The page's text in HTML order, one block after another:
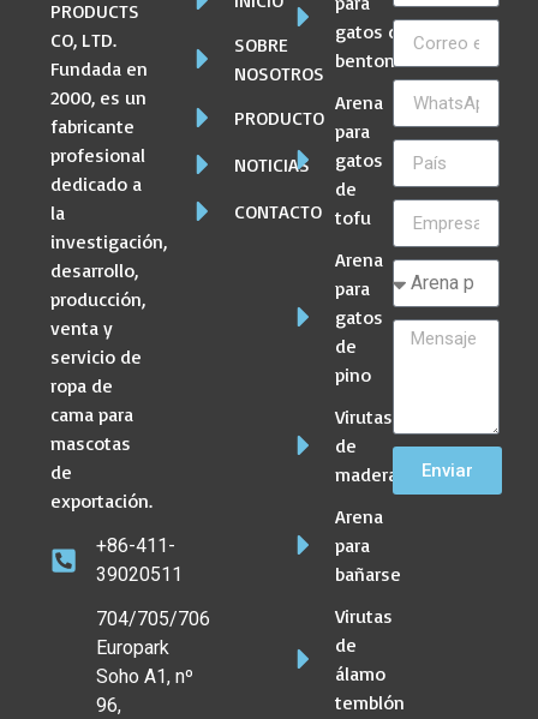
PRODUCTS
CO, LTD.
Fundada en
2000, es un
fabricante
profesional
dedicado a
la
investigación,
desarrollo,
producción,
venta y
servicio de
ropa de
cama para
mascotas
de
exportación.
+86-411-
39020511
704/705/706
Europark
Soho A1, nº
96,
SOBRE
NOSOTROS
PRODUCTO
NOTICIAS
CONTACTO
gatos de
bentonita
Arena
para
gatos
de
tofu
Arena
para
gatos
de
pino
Virutas
de
madera
Arena
para
bañarse
Virutas
de
álamo
temblón
Enviar